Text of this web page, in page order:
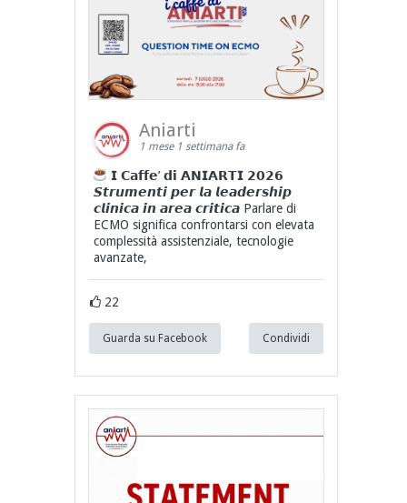
Aniarti
1 mese 1 settimana fa
𝗜 𝗖𝗮𝗳𝗳𝗲’ 𝗱𝗶 𝗔𝗡𝗜𝗔𝗥𝗧𝗜 𝟮𝟬𝟮𝟲
𝙎𝙩𝙧𝙪𝙢𝙚𝙣𝙩𝙞 𝙥𝙚𝙧 𝙡𝙖 𝙡𝙚𝙖𝙙𝙚𝙧𝙨𝙝𝙞𝙥
𝙘𝙡𝙞𝙣𝙞𝙘𝙖 𝙞𝙣 𝙖𝙧𝙚𝙖 𝙘𝙧𝙞𝙩𝙞𝙘𝙖 Parlare di
ECMO significa confrontarsi con elevata
complessità assistenziale, tecnologie
avanzate,
22
Guarda su Facebook Condividi